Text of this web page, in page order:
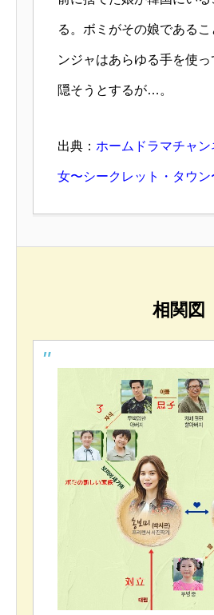
る。ボミがその娘である
ンジャはあらゆる手を使
隠そうとするが…。
出典： ホームドラマチャ
女〜シークレット・タウン
相関図